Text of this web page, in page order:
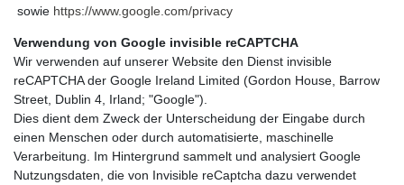
sowie https://www.google.com/privacy
Verwendung von Google invisible reCAPTCHA
Wir verwenden auf unserer Website den Dienst invisible
reCAPTCHA der Google Ireland Limited (Gordon House, Barrow
Street, Dublin 4, Irland; "Google").
Dies dient dem Zweck der Unterscheidung der Eingabe durch
einen Menschen oder durch automatisierte, maschinelle
Verarbeitung. Im Hintergrund sammelt und analysiert Google
Nutzungsdaten, die von Invisible reCaptcha dazu verwendet